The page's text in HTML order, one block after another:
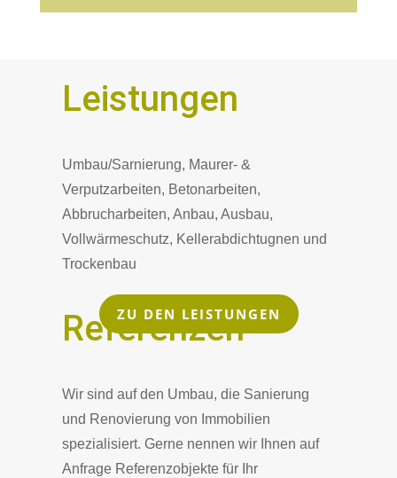
Leistungen
Umbau/Sarnierung, Maurer- &
Verputzarbeiten, Betonarbeiten,
Abbrucharbeiten, Anbau, Ausbau,
Vollwärmeschutz, Kellerabdichtugnen und
Trockenbau
ZU DEN LEISTUNGEN
Referenzen
Wir sind auf den Umbau, die Sanierung
und Renovierung von Immobilien
spezialisiert. Gerne nennen wir Ihnen auf
Anfrage Referenzobjekte für Ihr